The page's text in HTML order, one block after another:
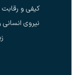
کیفی و رقابت
نیروی